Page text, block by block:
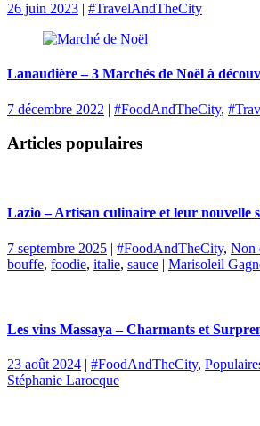
26 juin 2023 | #TravelAndTheCity
Lanaudière – 3 Marchés de Noël à
7 décembre 2022 | #FoodAndTheCity,
Articles populaires
Lazio – Artisan culinaire et leur nouvelle
7 septembre 2025 | #FoodAndTheCity, Non
bouffe, foodie, italie, sauce | Marisoleil
Les vins Massaya – Charmants et
23 août 2024 | #FoodAndTheCity,
Stéphanie Larocque